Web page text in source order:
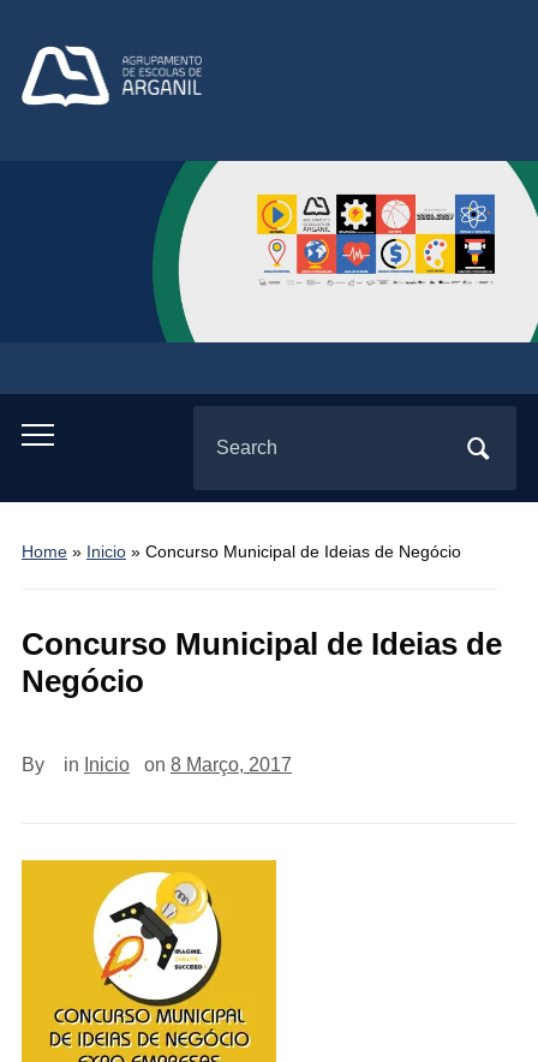
Toggle
menu
for:
Home» Inicio» Concurso Municipal de Ideias de Negócio
Concurso Municipal de Ideias de
Negócio
By in Inicio on 8 Março, 2017